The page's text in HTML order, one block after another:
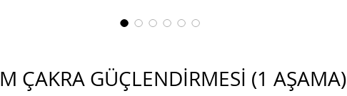
ÇAKRA GÜÇLENDİRMESİ (1 AŞAMA)